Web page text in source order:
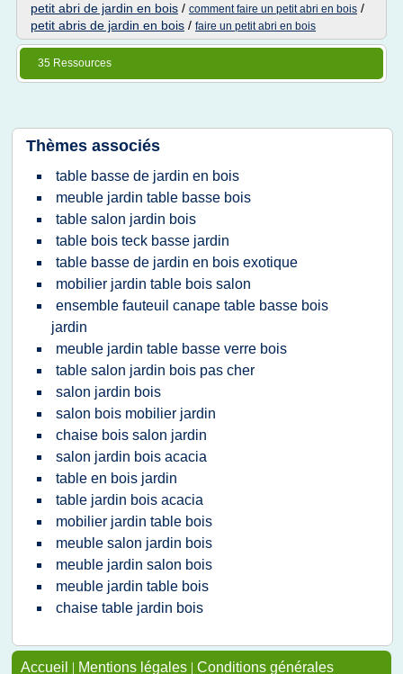
petit abri de jardin en bois / comment faire un petit abri en bois /
petit abris de jardin en bois / faire un petit abri en bois
35 Ressources
Thèmes associés
table basse de jardin en bois
meuble jardin table basse bois
table salon jardin bois
table bois teck basse jardin
table basse de jardin en bois exotique
mobilier jardin table bois salon
ensemble fauteuil canape table basse bois
jardin
meuble jardin table basse verre bois
table salon jardin bois pas cher
salon jardin bois
salon bois mobilier jardin
chaise bois salon jardin
salon jardin bois acacia
table en bois jardin
table jardin bois acacia
mobilier jardin table bois
meuble salon jardin bois
meuble jardin salon bois
meuble jardin table bois
chaise table jardin bois
Accueil | Mentions légales | Conditions générales